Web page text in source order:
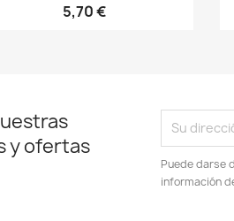
5,70 €
y ofertas
Puede darse
información